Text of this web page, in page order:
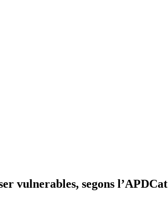
vulnerables, segons l’APDCat